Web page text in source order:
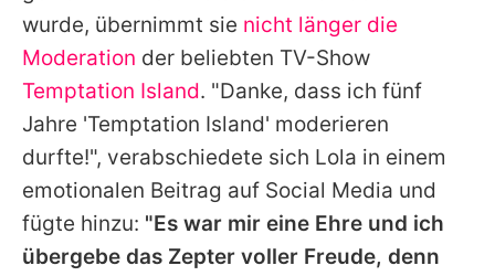
wurde, übernimmt sie nicht länger die
Moderation der beliebten TV-Show
Temptation Island. "Danke, dass ich fünf
Jahre 'Temptation Island' moderieren
durfte!", verabschiedete sich Lola in einem
emotionalen Beitrag auf Social Media und
fügte hinzu: "Es war mir eine Ehre und ich
übergebe das Zepter voller Freude, denn